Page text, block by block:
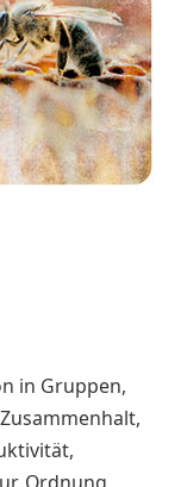
in Gruppen,